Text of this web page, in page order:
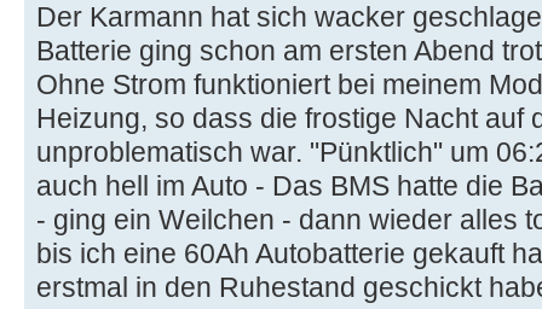
Der Karmann hat sich wacker
Batterie ging schon am ersten Abend
Ohne Strom funktioniert bei meinem
Heizung, so dass die frostige Nacht auf
unproblematisch war. "Pünktlich" um
auch hell im Auto - Das BMS hatte die
- ging ein Weilchen - dann wieder alles
bis ich eine 60Ah Autobatterie gekauft
erstmal in den Ruhestand geschickt